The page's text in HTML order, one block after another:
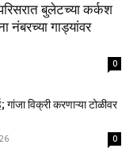
बुलेटच्या कर्कश
नंबरच्या गाड्यांवर
0
गांजा विक्री करणाऱ्या टोळीवर
0